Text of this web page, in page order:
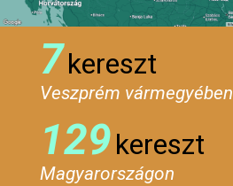
7kereszt
Veszprém vármegyében
129kereszt
Magyarországon